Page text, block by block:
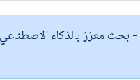
- بحث معزز بالذكاء